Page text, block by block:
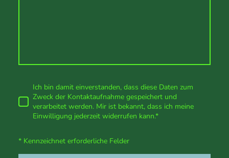
Ich bin damit einverstanden, dass diese Daten zum
Zweck der Kontaktaufnahme gespeichert und
verarbeitet werden. Mir ist bekannt, dass ich meine
Einwilligung jederzeit widerrufen kann.*
* Kennzeichnet erforderliche Felder